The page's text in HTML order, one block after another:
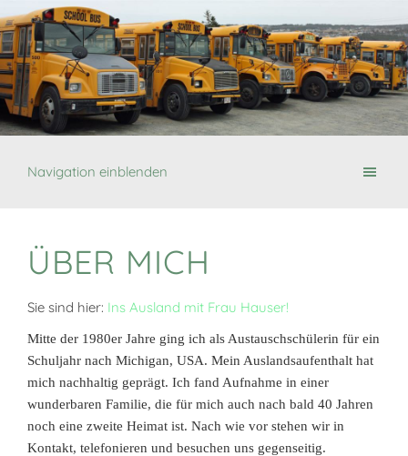
Navigation einblenden
ÜBER MICH
Sie sind hier: Ins Ausland mit Frau Hauser!
Mitte der 1980er Jahre ging ich als Austauschschülerin für ein
Schuljahr nach Michigan, USA. Mein Auslandsaufenthalt hat
mich nachhaltig geprägt. Ich fand Aufnahme in einer
wunderbaren Familie, die für mich auch nach bald 40 Jahren
noch eine zweite Heimat ist. Nach wie vor stehen wir in
Kontakt, telefonieren und besuchen uns gegenseitig.